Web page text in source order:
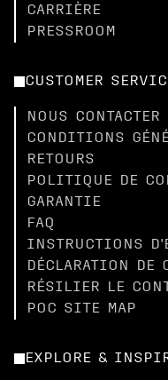
CARRIÈRE
PRESSROOM
CUSTOMER
NOUS CONTACTER
CONDITIONS
RETOURS
POLITIQUE DE
GARANTIE
FAQ
INSTRUCTIONS
DÉCLARATION DE
RÉSILIER LE
POC SITE MAP
EXPLORE &